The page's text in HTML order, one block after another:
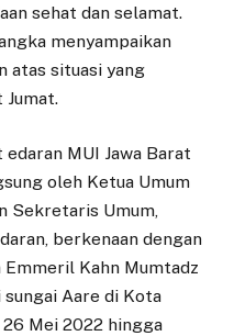
sehat dan selamat.
menyampaikan
atas situasi yang
Jumat.
MUI Jawa Barat
oleh Ketua Umum
Sekretaris Umum,
berkenaan dengan
Emmeril Kahn Mumtadz
Aare di Kota
Mei 2022 hingga